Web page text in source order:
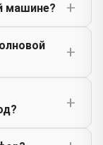
машине?